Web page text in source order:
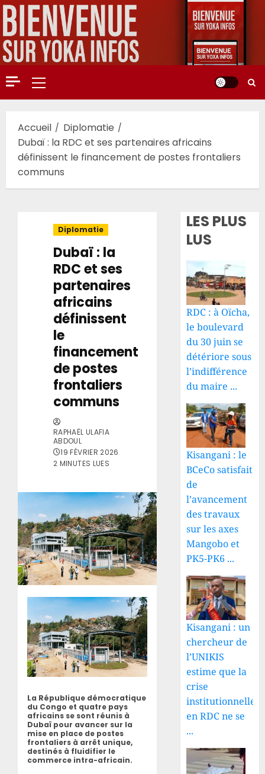
Aller
au
contenu
Menu
principal
Accueil
Diplomatie
Dubaï : la RDC et ses partenaires africains
définissent le financement de postes frontaliers
communs
Diplomatie
Dubaï : la
RDC et ses
partenaires
africains
définissent
le
financement
de postes
frontaliers
communs
RAPHAËL ULAFIA
ABDOUL
19 FÉVRIER 2026
2 MINUTES LUES
La République démocratique
du Congo et quatre pays
africains se sont réunis à
Dubaï pour avancer sur la
mise en place de postes
frontaliers à arrêt unique,
destinés à fluidifier le
commerce intra-africain.
LES PLUS
LUS
RDC : à Oïcha,
le boulevard
du 30 juin se
détériore sous
l’indifférence
du maire ...
Kisangani : le
BCeCo satisfait
de
l’avancement
des travaux
sur les axes
Mangobo et
PK5-PK6 ...
Kisangani : un
chercheur de
l’UNIKIS
estime que la
crise
institutionnelle
en RDC ne se
...